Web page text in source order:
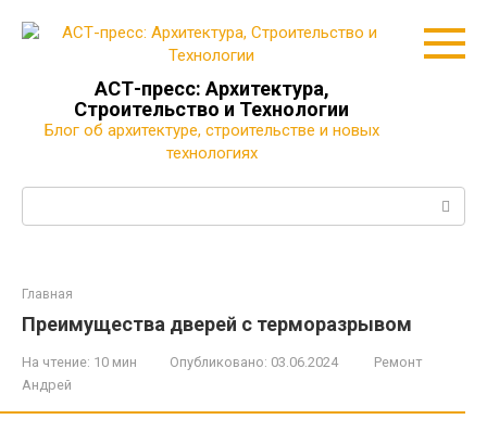
АСТ-пресс: Архитектура,
Строительство и Технологии
Блог об архитектуре, строительстве и новых
технологиях
Главная
Преимущества дверей с терморазрывом
На чтение: 10 мин Опубликовано: 03.06.2024
Ремонт
Андрей